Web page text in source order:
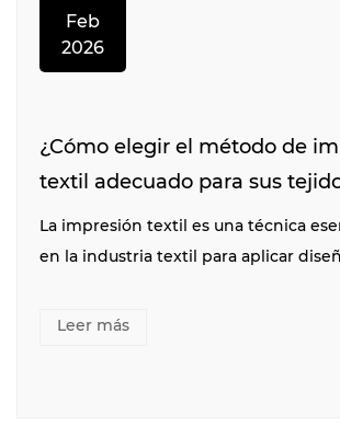
Feb
2026
¿Cómo elegir el método de
textil adecuado para sus
La impresión textil es una técnica
en la industria textil para aplicar
Leer más